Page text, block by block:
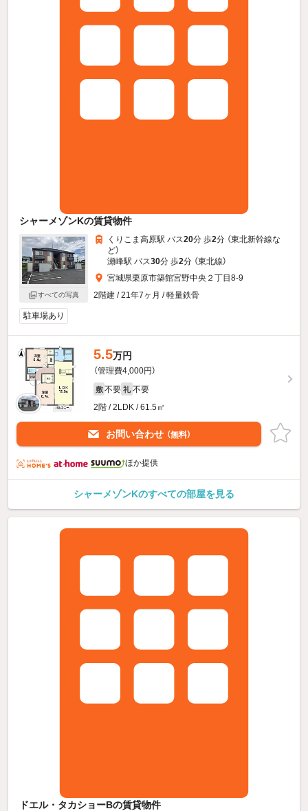
シャーメゾンKの賃貸物件
すべての写真
くりこま高原駅 バス20分 歩2分 （東北新幹線な
ど）
瀬峰駅 バス30分 歩2分 （東北線）
宮城県栗原市築館宮野中央２丁目8-9
2階建 / 21年7ヶ月 / 軽量鉄骨
駐車場あり
5.5万円
（管理費4,000円）
敷 不要 礼 不要
2階 / 2LDK / 61.5㎡
お問い合わせ （無料）
ほか提供
シャーメゾンKのすべての部屋を見る
ドエル・タカショーBの賃貸物件